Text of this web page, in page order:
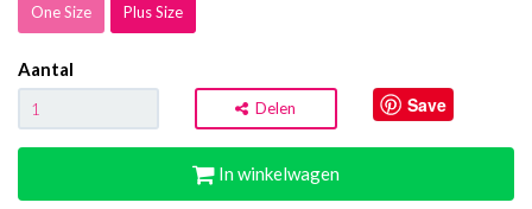
One Size Plus Size
Aantal
Delen Save
In winkelwagen